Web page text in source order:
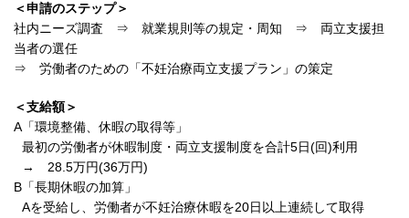
＜申請のステップ＞
社内ニーズ調査 ⇒ 就業規則等の規定・周知 ⇒ 両立支援担
当者の選任
⇒ 労働者のための「不妊治療両立支援プラン」の策定
＜支給額＞
A 「環境整備、休暇の取得等」
最初の労働者が休暇制度・両立支援制度を合計5日(回)利用
→ 28.5万円(36万円)
B 「長期休暇の加算」
Aを受給し、労働者が不妊治療休暇を20日以上連続して取得